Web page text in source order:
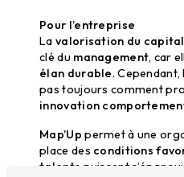
Pour l’entreprise
Lavalorisation du
clé du management, car
élan durable.
pas toujours comment
innovation
Map’Up permet à une
place des conditions
talents puissent